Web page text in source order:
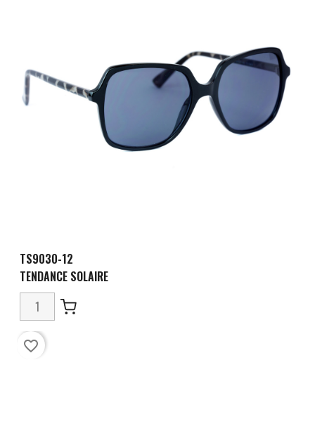
TS9030-12
TENDANCE SOLAIRE
favorite_border